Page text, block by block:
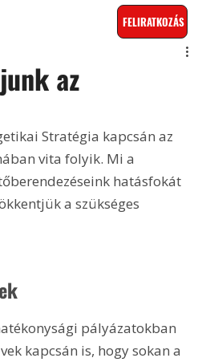
FELIRATKOZÁS
az
Stratégia kapcsán az
vita folyik. Mi a
hatásfokát
a szükséges
pályázatokban
kapcsán is, hogy sokan a